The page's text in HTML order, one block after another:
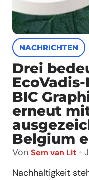
NACHRICHTEN
Drei
BIC
erneut
Belgium
Von Sem van Lit •
Nachhaltigkeit